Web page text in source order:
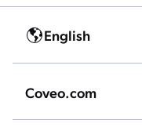
English
Coveo.com